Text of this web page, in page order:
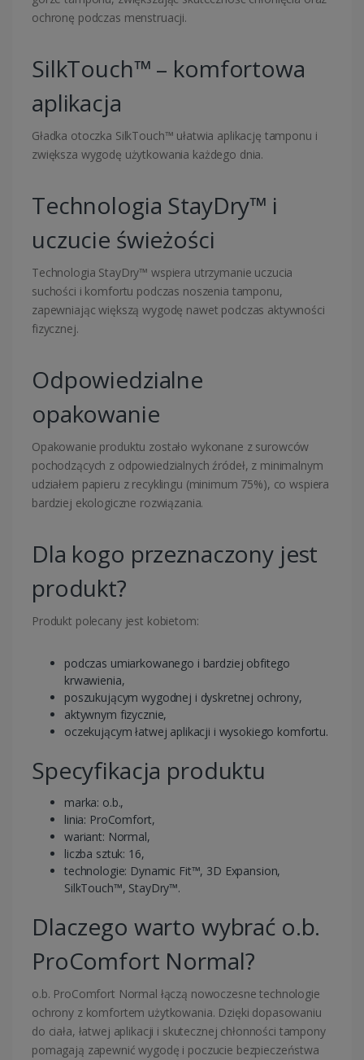
ochronę podczas menstruacji.
SilkTouch™ – komfortowa
aplikacja
Gładka otoczka SilkTouch™ ułatwia aplikację tamponu i
zwiększa wygodę użytkowania każdego dnia.
Technologia StayDry™ i
uczucie świeżości
Technologia StayDry™ wspiera utrzymanie uczucia
suchości i komfortu podczas noszenia tamponu,
zapewniając większą wygodę nawet podczas aktywności
fizycznej.
Odpowiedzialne
opakowanie
Opakowanie produktu zostało wykonane z surowców
pochodzących z odpowiedzialnych źródeł, z minimalnym
udziałem papieru z recyklingu (minimum 75%), co wspiera
bardziej ekologiczne rozwiązania.
Dla kogo przeznaczony jest
produkt?
Produkt polecany jest kobietom:
podczas umiarkowanego i bardziej obfitego
krwawienia,
poszukującym wygodnej i dyskretnej ochrony,
aktywnym fizycznie,
oczekującym łatwej aplikacji i wysokiego komfortu.
Specyfikacja produktu
marka: o.b.,
linia: ProComfort,
wariant: Normal,
liczba sztuk: 16,
technologie: Dynamic Fit™, 3D Expansion,
SilkTouch™, StayDry™.
Dlaczego warto wybrać o.b.
ProComfort Normal?
o.b. ProComfort Normal łączą nowoczesne technologie
ochrony z komfortem użytkowania. Dzięki dopasowaniu
do ciała, łatwej aplikacji i skutecznej chłonności tampony
pomagają zapewnić wygodę i poczucie bezpieczeństwa